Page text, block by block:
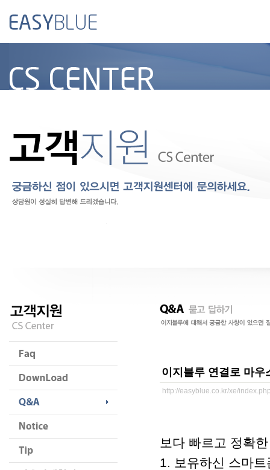
이지블루 연결로 마우
http://easyblue.co.kr/xe/
보다 빠르고 정확
1. 보유하신 스마